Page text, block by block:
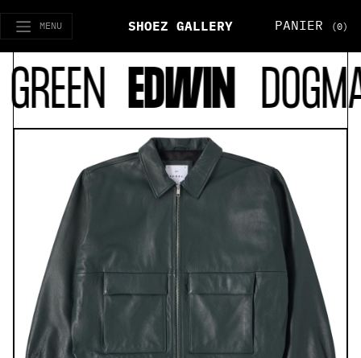
MENU SHOEZ GALLERY PANIER (0)
EDWIN DOGMA